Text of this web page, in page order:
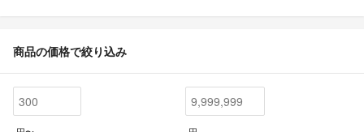
商品の価格で絞り込み